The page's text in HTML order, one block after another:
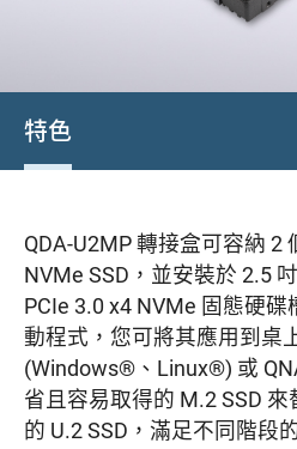
特色
QDA-U2MP 轉接盒可容納 2
NVMe SSD，並安裝於 2.5
PCIe 3.0 x4 NVMe 固態硬
動程式，您可將其應用到桌
(Windows®、Linux®) 或
省且容易取得的 M.2 SSD
的 U.2 SSD，滿足不同階段